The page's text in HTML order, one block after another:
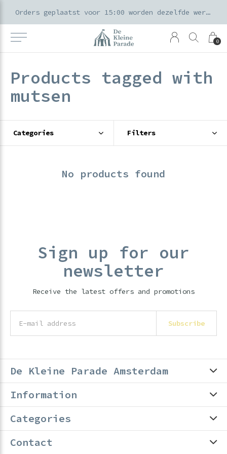
0
Orders geplaatst voor 15:00 worden dezelfde werkdag verzonden
Products tagged with
mutsen
Categories Filters
No products found
Sign up for our
newsletter
Receive the latest offers and promotions
Subscribe
De Kleine Parade Amsterdam
Information
Categories
Contact